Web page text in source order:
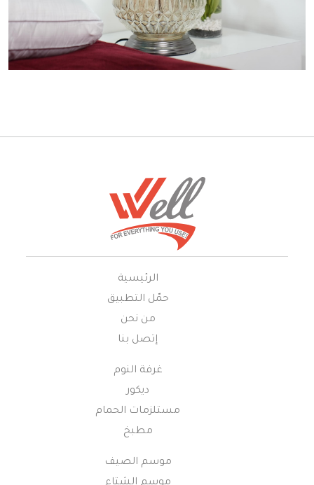
الرئيسية
حمّل التطبيق
من نحن
إتصل بنا
غرفة النوم
ديكور
مستلزمات الحمام
مطبخ
موسم الصيف
موسم الشتاء